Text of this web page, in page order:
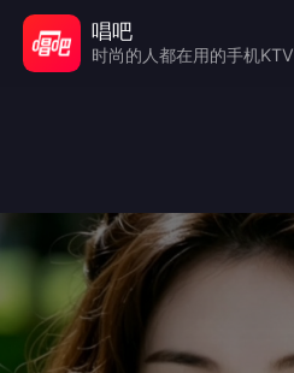
唱吧
时尚的人都在用的手机KTV